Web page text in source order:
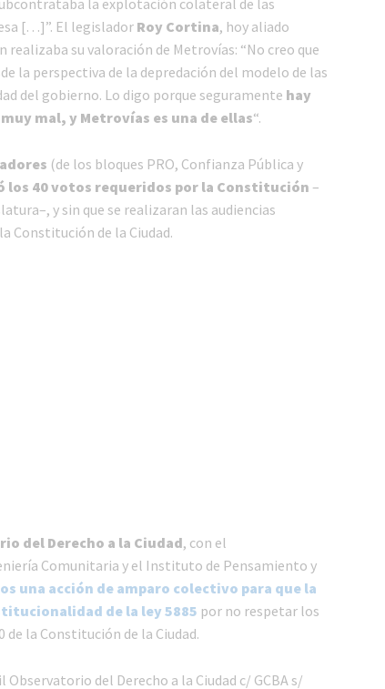
[…]”. El legislador Roy Cortina, hoy aliado
su valoración de Metrovías: “No creo que
la perspectiva de la depredación del modelo de las
del gobierno. Lo digo porque seguramente hay
mal, y Metrovías es una de ellas“.
(de los bloques PRO, Confianza Pública y
los 40 votos requeridos por la Constitución –
y sin que se realizaran las audiencias
Constitución de la Ciudad.
del Derecho a la Ciudad, con el
Comunitaria y el Instituto de Pensamiento y
una acción de amparo colectivo para que la
de la ley 5885 por no respetar los
de la Constitución de la Ciudad.
Observatorio del Derecho a la Ciudad c/ GCBA s/